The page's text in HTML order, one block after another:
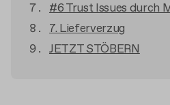
#6 Trust Issues durch
7. Lieferverzug
JETZT STÖBERN